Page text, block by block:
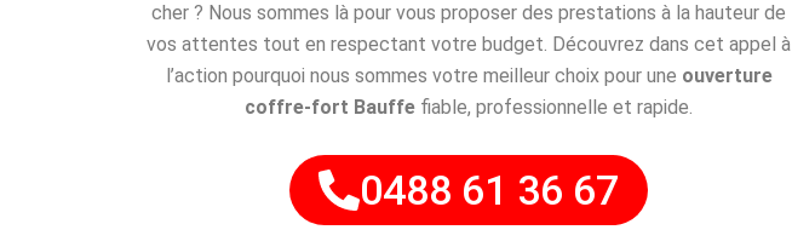
cher ? Nous sommes là pour vous proposer des prestations à la hauteur de
vos attentes tout en respectant votre budget. Découvrez dans cet appel à
l’action pourquoi nous sommes votre meilleur choix pour une ouverture
coffre-fort Bauffe fiable, professionnelle et rapide.
0488 61 36 67